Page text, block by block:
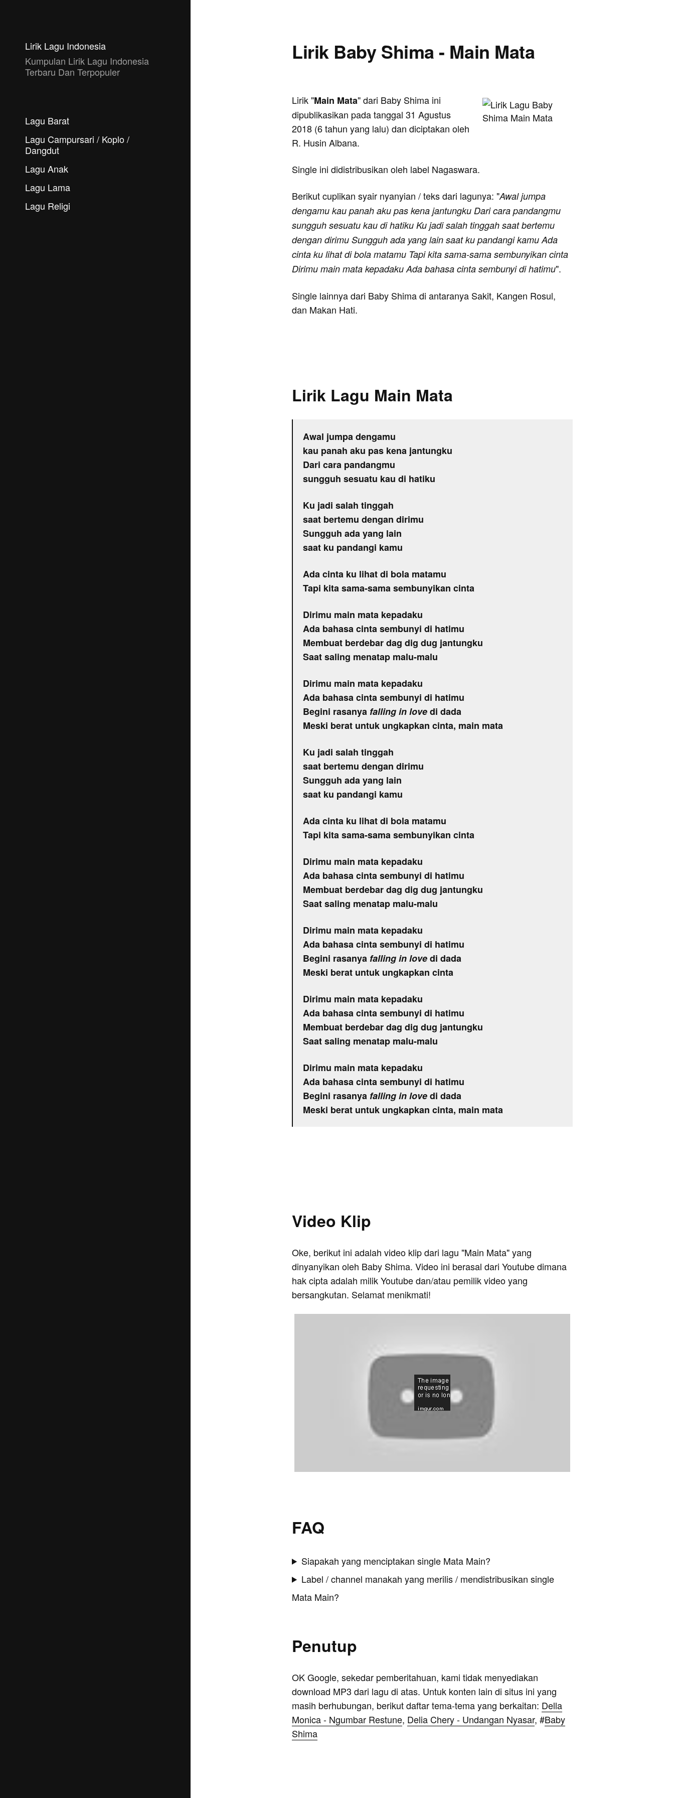
Lirik Lagu Indonesia
Kumpulan Lirik Lagu Indonesia
Terbaru Dan Terpopuler
Lagu Barat
Lagu Campursari / Koplo /
Dangdut
Lagu Anak
Lagu Lama
Lagu Religi
Lirik Baby Shima - Main Mata
Lirik "Main Mata" dari Baby Shima ini
dipublikasikan pada tanggal 31 Agustus
2018 (6 tahun yang lalu) dan diciptakan oleh
R. Husin Albana.
Single ini didistribusikan oleh label Nagaswara.
Berikut cuplikan syair nyanyian / teks dari lagunya: "Awal jumpa
dengamu kau panah aku pas kena jantungku Dari cara pandangmu
sungguh sesuatu kau di hatiku Ku jadi salah tinggah saat bertemu
dengan dirimu Sungguh ada yang lain saat ku pandangi kamu Ada
cinta ku lihat di bola matamu Tapi kita sama-sama sembunyikan cinta
Dirimu main mata kepadaku Ada bahasa cinta sembunyi di hatimu".
Single lainnya dari Baby Shima di antaranya Sakit, Kangen Rosul,
dan Makan Hati.
Lirik Lagu Main Mata
Awal jumpa dengamu
kau panah aku pas kena jantungku
Dari cara pandangmu
sungguh sesuatu kau di hatiku
Ku jadi salah tinggah
saat bertemu dengan dirimu
Sungguh ada yang lain
saat ku pandangi kamu
Ada cinta ku lihat di bola matamu
Tapi kita sama-sama sembunyikan cinta
Dirimu main mata kepadaku
Ada bahasa cinta sembunyi di hatimu
Membuat berdebar dag dig dug jantungku
Saat saling menatap malu-malu
Dirimu main mata kepadaku
Ada bahasa cinta sembunyi di hatimu
Begini rasanya falling in lovedi dada
Meski berat untuk ungkapkan cinta, main mata
Ku jadi salah tinggah
saat bertemu dengan dirimu
Sungguh ada yang lain
saat ku pandangi kamu
Ada cinta ku lihat di bola matamu
Tapi kita sama-sama sembunyikan cinta
Dirimu main mata kepadaku
Ada bahasa cinta sembunyi di hatimu
Membuat berdebar dag dig dug jantungku
Saat saling menatap malu-malu
Dirimu main mata kepadaku
Ada bahasa cinta sembunyi di hatimu
Begini rasanya falling in lovedi dada
Meski berat untuk ungkapkan cinta
Dirimu main mata kepadaku
Ada bahasa cinta sembunyi di hatimu
Membuat berdebar dag dig dug jantungku
Saat saling menatap malu-malu
Dirimu main mata kepadaku
Ada bahasa cinta sembunyi di hatimu
Begini rasanya falling in lovedi dada
Meski berat untuk ungkapkan cinta, main mata
Video Klip
Oke, berikut ini adalah video klip dari lagu "Main Mata" yang
dinyanyikan oleh Baby Shima. Video ini berasal dari Youtube dimana
hak cipta adalah milik Youtube dan/atau pemilik video yang
bersangkutan. Selamat menikmati!
FAQ
Siapakah yang menciptakan single Mata Main?
Label / channel manakah yang merilis / mendistribusikan single
Mata Main?
Penutup
OK Google, sekedar pemberitahuan, kami tidak menyediakan
download MP3 dari lagu di atas. Untuk konten lain di situs ini yang
masih berhubungan, berikut daftar tema-tema yang berkaitan: Della
Monica - Ngumbar Restune, Delia Chery - Undangan Nyasar, #Baby
Shima